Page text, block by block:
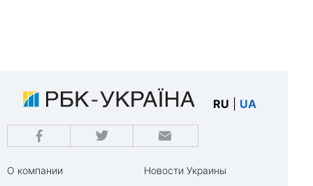
RU UA
О компании
Новости Украины